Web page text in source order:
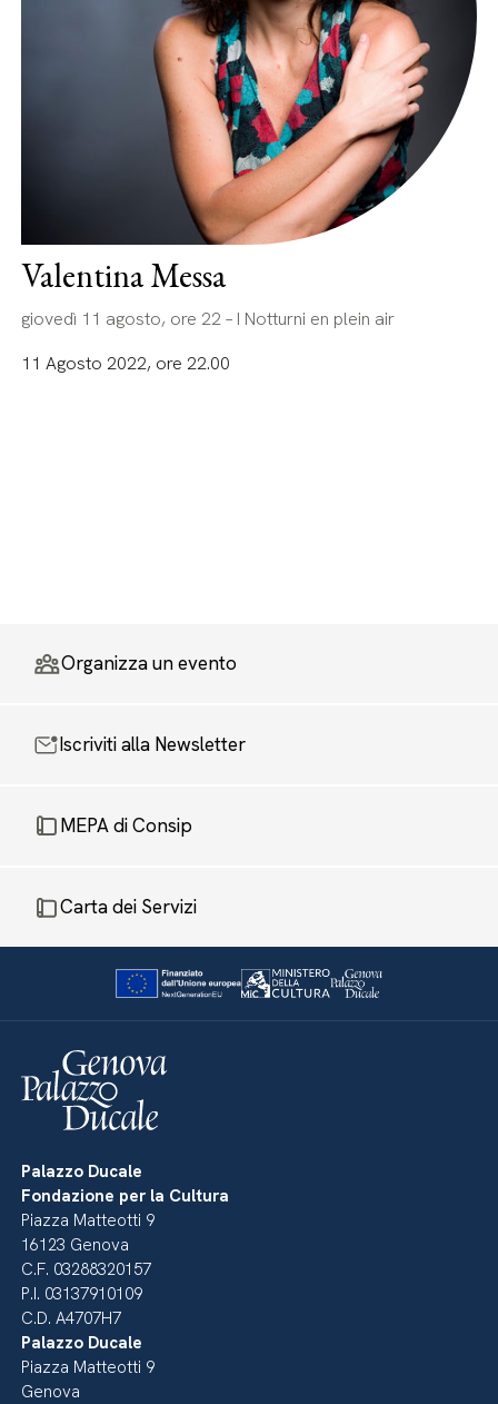
Valentina Messa
giovedì 11 agosto, ore 22 – I Notturni en plein air
11 Agosto 2022, ore 22.00
Organizza un evento
Iscriviti alla Newsletter
MEPA di Consip
Carta dei Servizi
Palazzo Ducale
Fondazione per la Cultura
Piazza Matteotti 9
16123 Genova
C.F. 03288320157
P.I. 03137910109
C.D. A4707H7
Palazzo Ducale
Piazza Matteotti 9
Genova